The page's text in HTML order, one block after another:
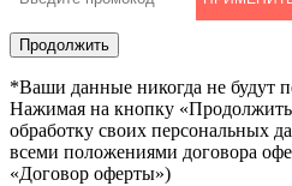
*Ваши данные никогда не будут
Нажимая на кнопку
обработку своих персональных
всеми положениями договора
«Договор оферты»)